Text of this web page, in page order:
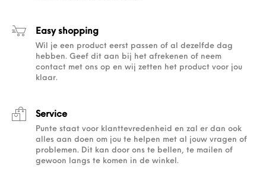
Easy shopping
Wil je een product eerst passen of al dezelfde dag
hebben. Geef dit aan bij het afrekenen of neem
contact met ons op en wij zetten het product voor jou
klaar.
Service
Punte staat voor klanttevredenheid en zal er dan ook
alles aan doen om jou te helpen met al jouw vragen of
problemen. Dit kan door ons te bellen, te mailen of
gewoon langs te komen in de winkel.